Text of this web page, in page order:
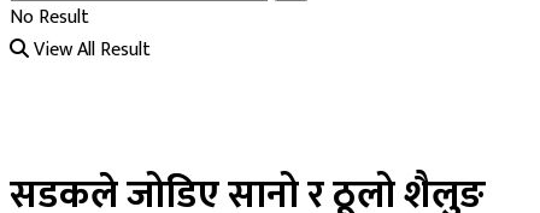
No Result
View All Result
सडकले जोडिए सानो र ठूलो शैलुङ